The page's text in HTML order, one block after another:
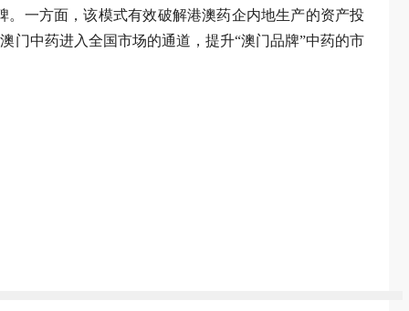
一方面，该模式有效破解港澳药企内地生产的资产投
门中药进入全国市场的通道，提升“澳门品牌”中药的市